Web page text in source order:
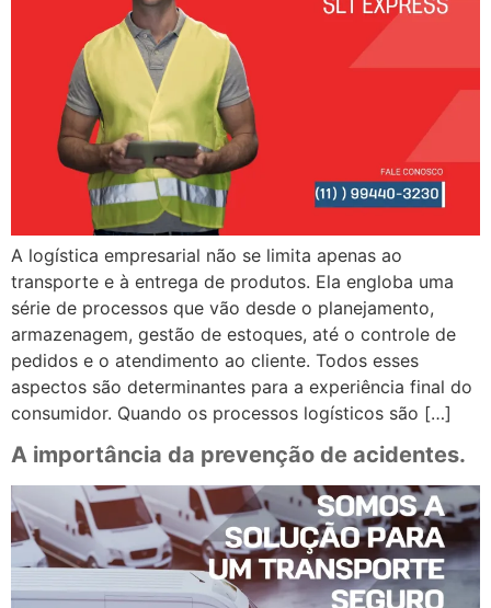
A logística empresarial não se limita apenas ao
transporte e à entrega de produtos. Ela engloba uma
série de processos que vão desde o planejamento,
armazenagem, gestão de estoques, até o controle de
pedidos e o atendimento ao cliente. Todos esses
aspectos são determinantes para a experiência final do
consumidor. Quando os processos logísticos são […]
A importância da prevenção de acidentes.